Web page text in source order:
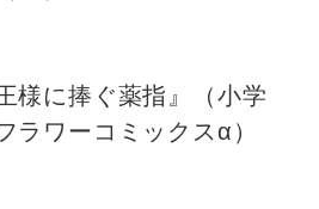
様に捧ぐ薬指』（小学
ラワーコミックスα）